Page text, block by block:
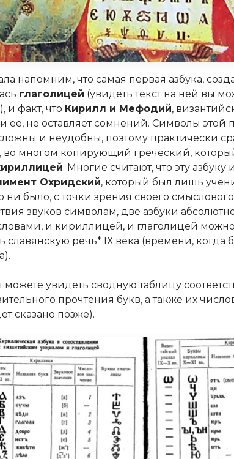
напомним, что самая первая азбука,
глаголицей (увидеть текст на ней вы
и факт, что Кирилл и Мефодий,
ее, не оставляет сомнений. Символы этой
и неудобны, поэтому практически
во многом копирующий греческий,
. Многие считают, что эту азбуку
Охридский, который был лишь
ни было, с точки зрения своего
звуков символам, две азбуки
и кириллицей, и глаголицей можно
славянскую речь* IХ века (времени, когда
увидеть сводную таблицу
прочтения букв, а также их
сказано позже).